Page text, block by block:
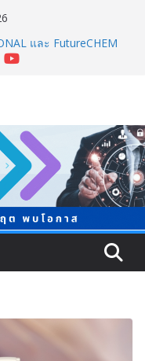
2026 ผนึก
และ FutureCHEM
2026เชื่อม 4 งานใหญ่
ลยีดักจับคาร์บอนเครื่อง
ซีเมนต์สู่ Net Zero 2050
วประเทศ จัดประชุมใหญ่
ายทอดวิสัยทัศน์ธุรกิจ
กวง
& TESE 2026 พบ
ร์สินค้า ลดใหญ่กว่า